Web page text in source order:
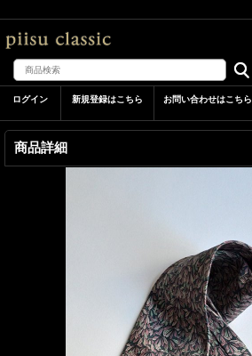
ログイン 新規登録はこちら お問い合わせはこちら
商品詳細